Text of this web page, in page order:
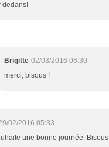
dedans!
Brigitte 02/03/2016 06:30
merci, bisous !
02/2016 05:33
une bonne journée. Bisous